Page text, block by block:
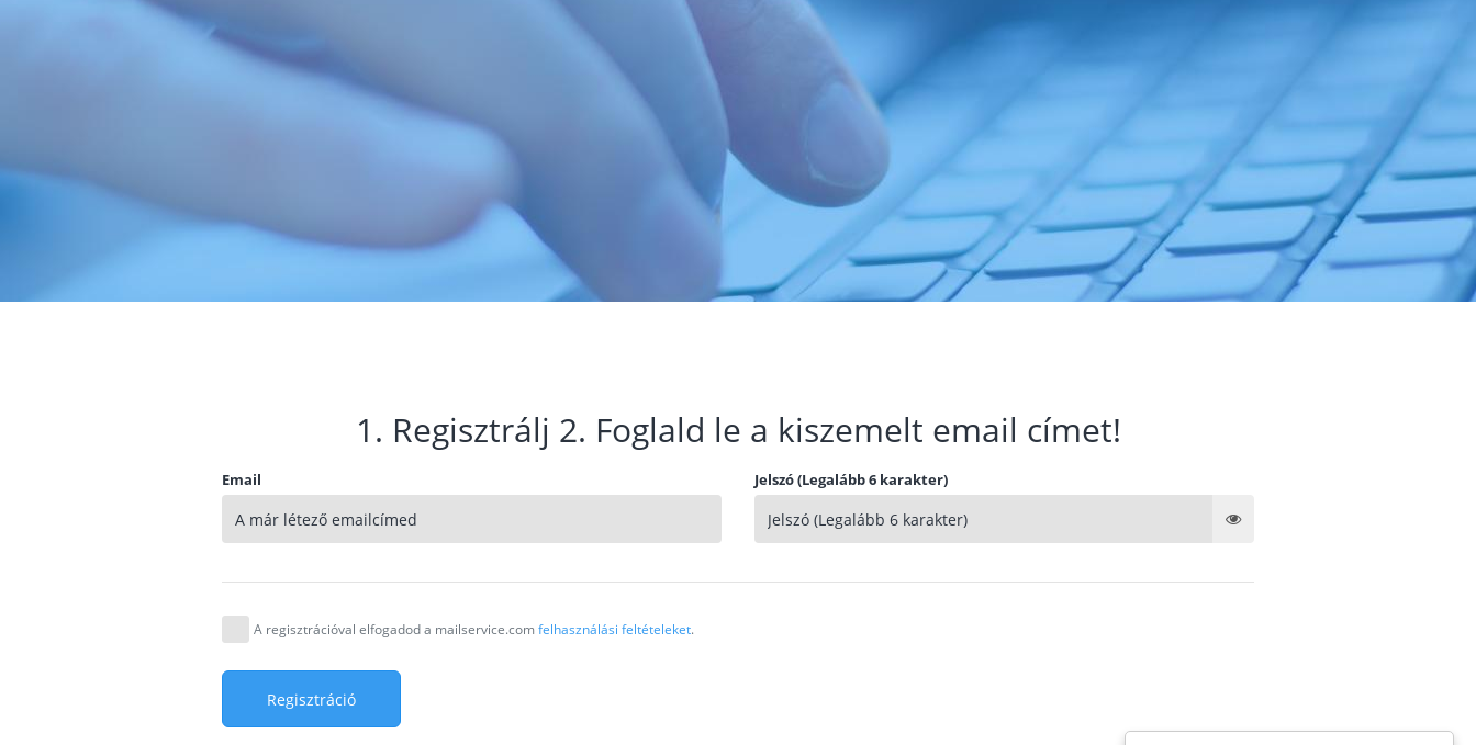
1. Regisztrálj 2. Foglald le a kiszemelt email címet!
Email Jelszó (Legalább 6 karakter)
A regisztrációval elfogadod a mailservice.comfelhasználási feltételeket.
Regisztráció